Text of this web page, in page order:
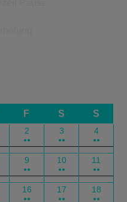
F S S
2
●●
3
●●
4
●●
9
●●
10
●●
11
●●
16
●●
17
●●
18
●●